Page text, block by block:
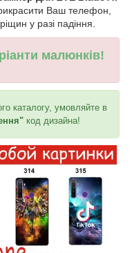
Ваш телефон,
у разі падіння.
малюнків!
каталогу, умовляйте в
код дизайна!